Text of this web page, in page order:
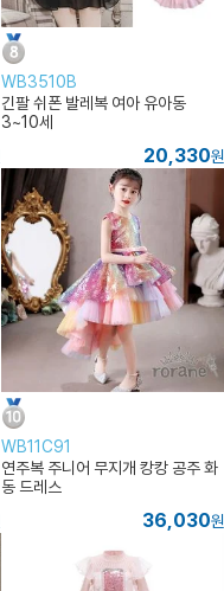
WB3510B
긴팔 쉬폰 발레복 여아 유아동
3~10세
20,330원
WB11C91
연주복 주니어 무지개 캉캉 공주 화
동 드레스
36,030원